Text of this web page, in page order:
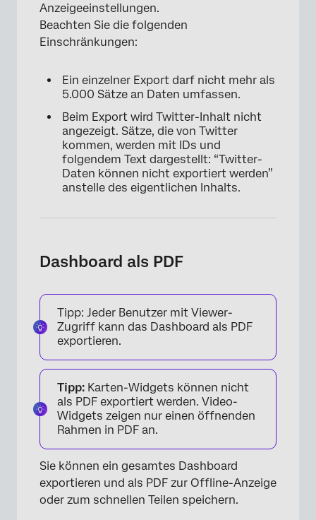
Anzeigeeinstellungen.
Beachten Sie die folgenden
Einschränkungen:
Ein einzelner Export darf nicht mehr als
5.000 Sätze an Daten umfassen.
Beim Export wird Twitter-Inhalt nicht
angezeigt. Sätze, die von Twitter
kommen, werden mit IDs und
folgendem Text dargestellt: “Twitter-
Daten können nicht exportiert werden”
anstelle des eigentlichen Inhalts.
Dashboard als PDF
Tipp: Jeder Benutzer mit Viewer-
Zugriff kann das Dashboard als PDF
exportieren.
Tipp: Karten-Widgets können nicht
als PDF exportiert werden. Video-
Widgets zeigen nur einen öffnenden
Rahmen in PDF an.
Sie können ein gesamtes Dashboard
exportieren und als PDF zur Offline-Anzeige
oder zum schnellen Teilen speichern.